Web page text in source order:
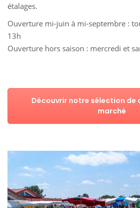
étalages.
Ouverture mi-juin à mi-septembre :
13h
Ouverture hors saison : mercredi et
Découvrir notre sélection de
marché